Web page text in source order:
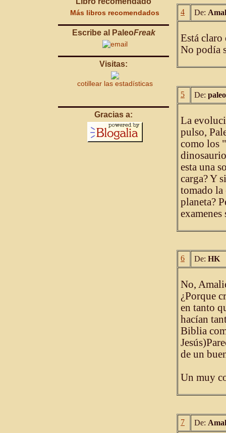
Más libros recomendados
Escribe al PaleoFreak
Visitas:
cotillear las estadísticas
Gracias a:
4 De:
Está claro
No podía
5 De:
La
pulso,
como los
esta una
carga? Y
tomado
planeta?
examenes
6 De: HK
No,
¿Porque
en tanto
hacían
Biblia
de un
Un muy
7 De: